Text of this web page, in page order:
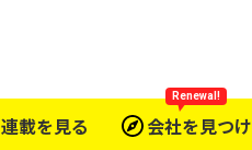
連載を見る 会社を見つ
Renewal!